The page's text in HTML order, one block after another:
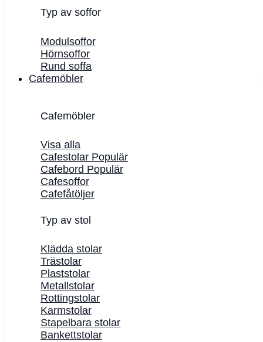
Typ av soffor
Modulsoffor
Hörnsoffor
Rund soffa
Cafemöbler
Cafemöbler
Visa alla
Cafestolar
Cafebord
Cafesoffor
Cafefåtöljer
Typ av stol
Klädda stolar
Trästolar
Plaststolar
Metallstolar
Rottingstolar
Karmstolar
Stapelbara stolar
Bankettstolar